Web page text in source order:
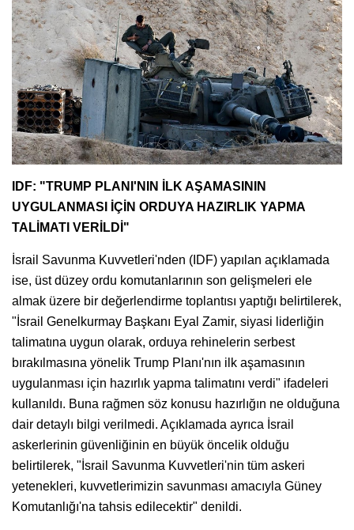
IDF: "TRUMP PLANI'NIN İLK AŞAMASININ
UYGULANMASI İÇİN ORDUYA HAZIRLIK YAPMA
TALİMATI VERİLDİ"
İsrail Savunma Kuvvetleri'nden (IDF) yapılan açıklamada
ise, üst düzey ordu komutanlarının son gelişmeleri ele
almak üzere bir değerlendirme toplantısı yaptığı belirtilerek,
"İsrail Genelkurmay Başkanı Eyal Zamir, siyasi liderliğin
talimatına uygun olarak, orduya rehinelerin serbest
bırakılmasına yönelik Trump Planı'nın ilk aşamasının
uygulanması için hazırlık yapma talimatını verdi" ifadeleri
kullanıldı. Buna rağmen söz konusu hazırlığın ne olduğuna
dair detaylı bilgi verilmedi. Açıklamada ayrıca İsrail
askerlerinin güvenliğinin en büyük öncelik olduğu
belirtilerek, "İsrail Savunma Kuvvetleri'nin tüm askeri
yetenekleri, kuvvetlerimizin savunması amacıyla Güney
Komutanlığı'na tahsis edilecektir" denildi.